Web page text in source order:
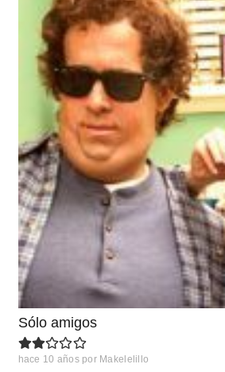
Sólo amigos
hace 10 años por Makelelillo